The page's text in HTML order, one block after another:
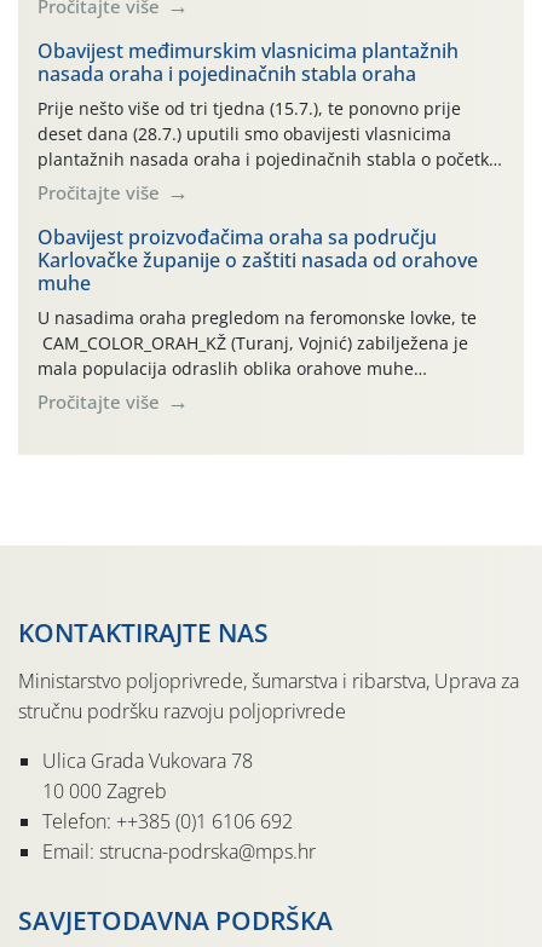
uzročnika bolesti, štetnika i fito-fagnih grinja (23.7., 14.7.,
06.7.)! Na početku ovog mjeseca je zabilježeno je
povijesno i ekstremno vruće meteorološko razdoblje, uz
najviše temperature […]
Pročitajte više
Obavijest međimurskim vlasnicima plantažnih
nasada oraha i pojedinačnih stabla oraha
Prije nešto više od tri tjedna (15.7.), te ponovno prije
deset dana (28.7.) uputili smo obavijesti vlasnicima
plantažnih nasada oraha i pojedinačnih stabla o početku
leta i ovogodišnjoj potrebi usmjerenog suzbijanja
orahove muhe (Rhagoletis completa)! Već dvanaest dana
traje drugi ovogodišnji “toplinski udar”, koji naročito
izražen zadnja šest dana (31.7.-05.8.), jer najviše
temperature zraka svakodnevno […]
Pročitajte više
Obavijest proizvođačima oraha sa području
Karlovačke županije o zaštiti nasada od orahove
muhe
U nasadima oraha pregledom na feromonske lovke, te
CAM_COLOR_ORAH_KŽ (Turanj, Vojnić) zabilježena je
mala populacija odraslih oblika orahove muhe
(Rhagoletis completa). Niska brojnost može se objasniti
činjenicom da je riječ o mladim nasadima s vrlo malim
Pročitajte više
KONTAKTIRAJTE NAS
Ministarstvo poljoprivrede, šumarstva i ribarstva, Uprava za
stručnu podršku razvoju poljoprivrede
Ulica Grada Vukovara 78
10 000 Zagreb
Telefon: ++385 (0)1 6106 692
Email: strucna-podrska@mps.hr
SAVJETODAVNA PODRŠKA